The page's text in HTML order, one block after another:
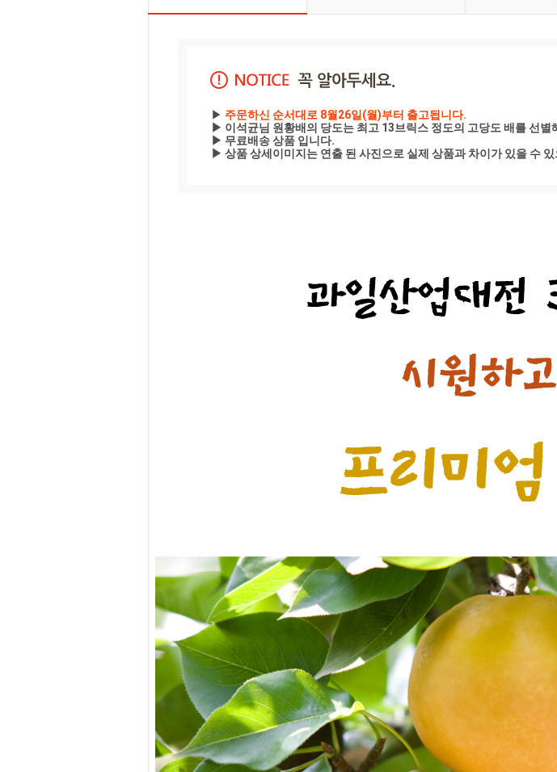
▶ 주문하신 순서대로 8월26일(월)부터 출고됩니다.
▶ 이석균님 원황배의 당도는 최고 13브릭스 정도의 고당도 배를 선별
▶ 무료배송 상품 입니다.
▶ 상품 상세이미지는 연출 된 사진으로 실제 상품과 차이가 있을 수